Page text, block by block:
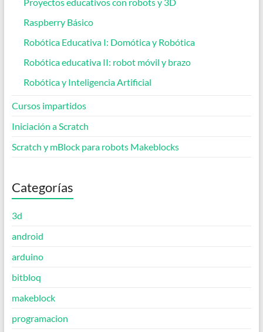
Raspberry Básico
Robótica Educativa I: Domótica y Robótica
Robótica educativa II: robot móvil y brazo
Robótica y Inteligencia Artificial
Cursos impartidos
Iniciación a Scratch
Scratch y mBlock para robots Makeblocks
Categorías
3d
android
arduino
bitbloq
makeblock
programacion